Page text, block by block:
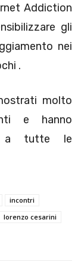
Addiction
gli
nei
.
molto
e hanno
a tutte le
incontri
lorenzo cesarini